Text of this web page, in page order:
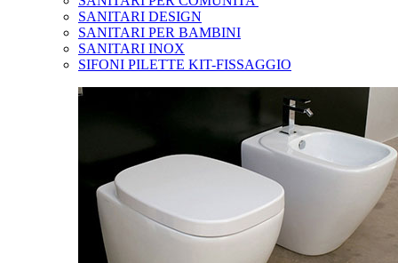
SANITARI DESIGN
SANITARI PER BAMBINI
SANITARI INOX
SIFONI PILETTE KIT-FISSAGGIO